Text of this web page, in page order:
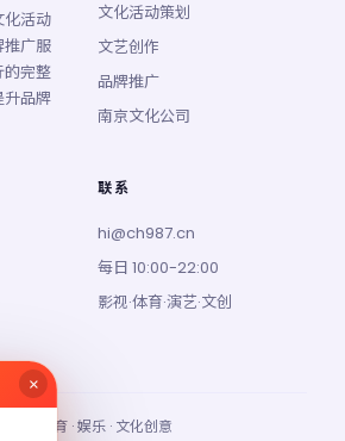
化活动
推广服
的完整
升品牌
文化活动策划
文艺创作
品牌推广
南京文化公司
联系
hi@ch987.cn
每日 10:00-22:00
影视·体育·演艺·文创
视 · 体育 · 娱乐 · 文化创意
×